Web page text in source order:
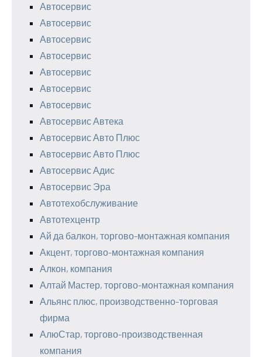
Автосервис
Автосервис
Автосервис
Автосервис
Автосервис
Автосервис
Автосервис
Автосервис Автека
Автосервис Авто Плюс
Автосервис Авто Плюс
Автосервис Адис
Автосервис Эра
Автотехобслуживание
Автотехцентр
Ай да балкон, торгово-монтажная компания
Акцент, торгово-монтажная компания
Алкон, компания
Алтай Мастер, торгово-монтажная компания
Альянс плюс, производственно-торговая
фирма
АлюСтар, торгово-производственная
компания